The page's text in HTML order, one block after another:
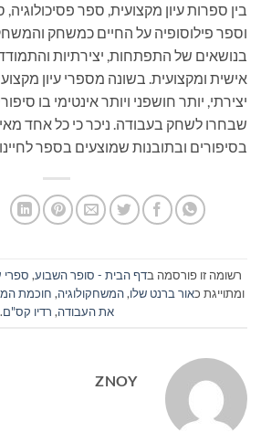
בין ספרות עיון מקצועית, ספר פסיכולוגיה,
וספר פילוסופיה על החיים כמשחק
בנושאים של התפתחות, יצירתיות
אישית ומקצועית. בשונה מספרי עיון
יצירתי, יותר חושפני ויותר אינטימי בו
שבחרו לשחק בעבודה. ניכר כי כל אחד
בסיפורים ובתובנות שמוצעים בספר
רשומה זו פורסמה בדף הבית - סופר השבוע, ספרי
ומתוייגת כאור ברנט שלו,המשחקולוגיה, חוכמת
את העבודה, רדיו קס"ם.
ZNOY